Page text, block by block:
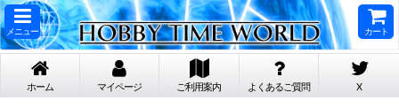
メニュー カート
ホーム マイページ ご利用案内 よくあるご質問 X